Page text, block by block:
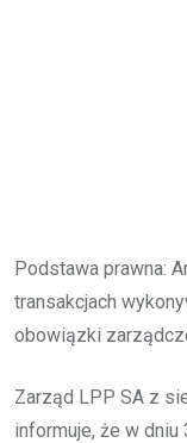
Podstawa prawna:
transakcjach
obowiązki
Zarząd LPP SA z
informuje, że w dniu